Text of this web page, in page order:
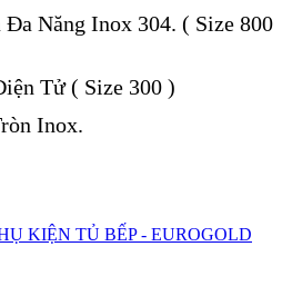
Năng Inox 304. ( Size 800
Tử ( Size 300 )
Inox.